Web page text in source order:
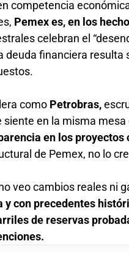
competencia
Pemex es, en los
celebran el
deuda financiera resulta
como Petrobras,
siente en la misma mesa
en los proyectos
de Pemex, no lo
veo cambios reales ni
y con precedentes
de reservas